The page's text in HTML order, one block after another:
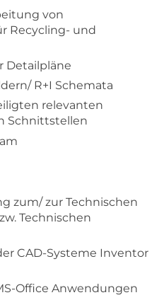
von
Recycling- und
Detailpläne
R+I Schemata
relevanten
Schnittstellen
zum/ zur Technischen
Technischen
CAD-Systeme Inventor
Office Anwendungen